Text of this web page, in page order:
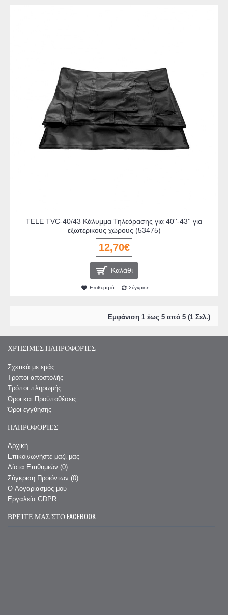
TELE TVC-40/43 Κάλυμμα Τηλεόρασης για 40''-43'' για
εξωτερικους χώρους (53475)
12,70€
Καλάθι
Επιθυμητό Σύγκριση
Εμφάνιση 1 έως 5 από 5 (1 Σελ.)
ΧΡΉΣΙΜΕΣ ΠΛΗΡΟΦΟΡΊΕΣ
Σχετικά με εμάς
Τρόποι αποστολής
Τρόποι πληρωμής
Όροι και Προϋποθέσεις
Όροι εγγύησης
ΠΛΗΡΟΦΟΡΊΕΣ
Αρχική
Επικοινωνήστε μαζί μας
Λίστα Επιθυμιών (0)
Σύγκριση Προϊόντων (0)
O Λογαριασμός μου
Εργαλεία GDPR
ΒΡΕΊΤΕ ΜΑΣ ΣΤΟ FACEBOOK